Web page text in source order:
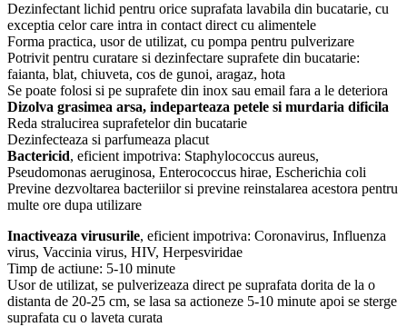
Dezinfectant lichid pentru orice suprafata lavabila din bucatarie, cu
exceptia celor care intra in contact direct cu alimentele
Forma practica, usor de utilizat, cu pompa pentru pulverizare
Potrivit pentru curatare si dezinfectare suprafete din bucatarie:
faianta, blat, chiuveta, cos de gunoi, aragaz, hota
Se poate folosi si pe suprafete din inox sau email fara a le deteriora
Dizolva grasimea arsa, indeparteaza petele si murdaria dificila
Reda stralucirea suprafetelor din bucatarie
Dezinfecteaza si parfumeaza placut
Bactericid, eficient impotriva: Staphylococcus aureus,
Pseudomonas aeruginosa, Enterococcus hirae, Escherichia coli
Previne dezvoltarea bacteriilor si previne reinstalarea acestora pentru
multe ore dupa utilizare
Inactiveaza virusurile, eficient impotriva: Coronavirus, Influenza
virus, Vaccinia virus, HIV, Herpesviridae
Timp de actiune: 5-10 minute
Usor de utilizat, se pulverizeaza direct pe suprafata dorita de la o
distanta de 20-25 cm, se lasa sa actioneze 5-10 minute apoi se sterge
suprafata cu o laveta curata